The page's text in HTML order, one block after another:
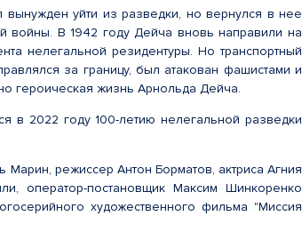
уйти из разведки, но вернулся в нее
войны. В 1942 году Дейча вновь направили на
нелегальной резидентуры. Но транспортный
за границу, был атакован фашистами и
героическая жизнь Арнольда Дейча.
в 2022 году 100-летию нелегальной разведки
режиссер Антон Борматов, актриса Агния
оператор-постановщик Максим Шинкоренко
художественного фильма "Миссия